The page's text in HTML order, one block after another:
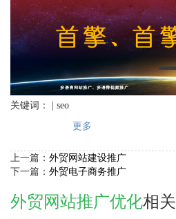
关键词： | seo
更多
上一篇： 外贸网站建设推广
下一篇： 外贸电子商务推广
外贸网站推广优化相